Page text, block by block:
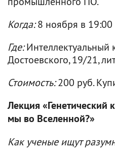
Когда:8 ноября в 19:00
Где:Интеллектуальный
Достоевского, 19/21,
Стоимость:200 руб.
Лекция «Генетический
мы во Вселенной?»
Как ученые ищут